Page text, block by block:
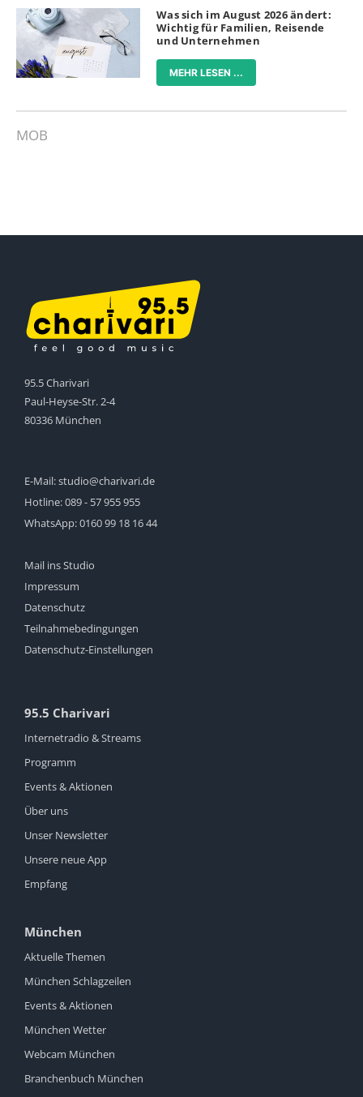
Was sich im August 2026 ändert:
Wichtig für Familien, Reisende
und Unternehmen
MEHR LESEN ...
MOB
95.5 Charivari
Paul-Heyse-Str. 2-4
80336 München
E-Mail:studio@charivari.de
Hotline:089 - 57 955 955
WhatsApp:0160 99 18 16 44
Mail ins Studio
Impressum
Datenschutz
Teilnahmebedingungen
Datenschutz-Einstellungen
95.5 Charivari
Internetradio & Streams
Programm
Events & Aktionen
Über uns
Unser Newsletter
Unsere neue App
Empfang
München
Aktuelle Themen
München Schlagzeilen
Events & Aktionen
München Wetter
Webcam München
Branchenbuch München